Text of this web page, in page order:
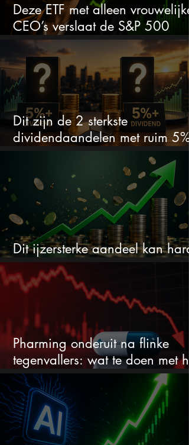
Deze ETF met alleen vrouwelijke
CEO’s verslaat de S&P 500
keihard
Dit zijn de 2 sterkste
dividendaandelen met ruim 5%
Dit ijzersterke aandeel kan hard
stijgen maar bijna niemand kijkt
Pharming onderuit na flinke
tegenvallers: wat te doen met
aandeel?